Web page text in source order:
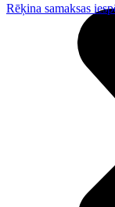
Rēķina samaksas